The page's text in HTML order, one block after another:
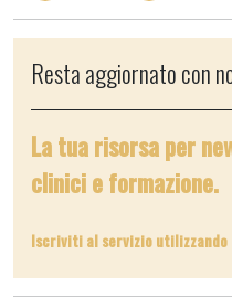
Resta aggiornato con
La tua risorsa per
clinici e formazione.
Iscriviti al servizio utilizzando